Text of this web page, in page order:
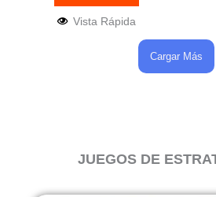
Vista Rápida
Cargar Más
JUEGOS DE